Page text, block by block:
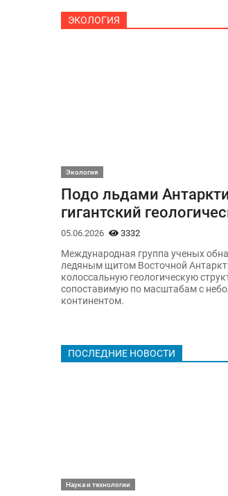
ЭКОЛОГИЯ
Экология
Подо льдами
гигантский
05.06.2026 3332
Международная группа ученых
ледяным щитом Восточной
колоссальную геологическую
сопоставимую по масштабам с
континентом.
ПОСЛЕДНИЕ НОВОСТИ
Наука и технологии